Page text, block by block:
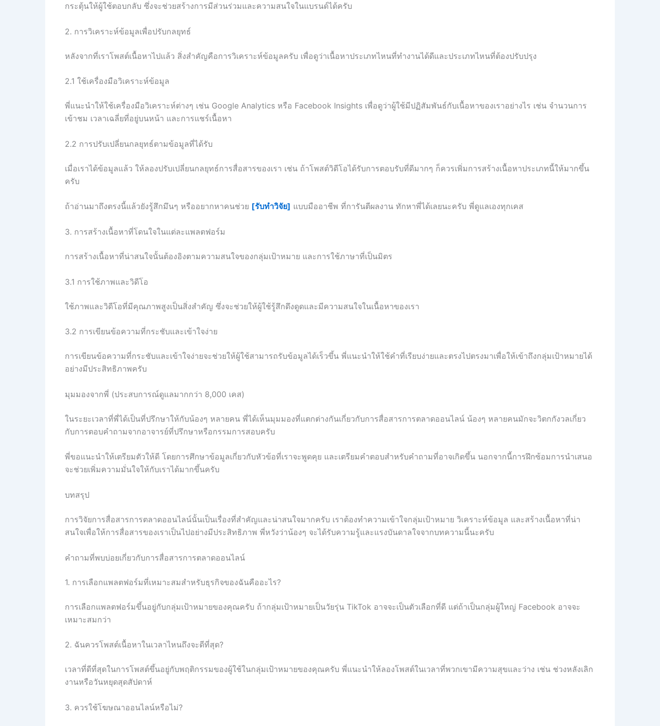
กระตุ้นให้ผู้ใช้ตอบกลับ ซึ่งจะช่วยสร้างการมีส่วนร่วมและความสนใจในแบรนด์ได้ครับ
2. การวิเคราะห์ข้อมูลเพื่อปรับกลยุทธ์
หลังจากที่เราโพสต์เนื้อหาไปแล้ว สิ่งสำคัญคือการวิเคราะห์ข้อมูลครับ เพื่อดูว่าเนื้อหาประเภทไหนที่ทำงานได้ดีและประเภทไหนที่ต้องปรับปรุง
2.1 ใช้เครื่องมือวิเคราะห์ข้อมูล
พี่แนะนำให้ใช้เครื่องมือวิเคราะห์ต่างๆ เช่น Google Analytics หรือ Facebook Insights เพื่อดูว่าผู้ใช้มีปฏิสัมพันธ์กับเนื้อหาของเราอย่างไร เช่น จำนวนการ
เข้าชม เวลาเฉลี่ยที่อยู่บนหน้า และการแชร์เนื้อหา
2.2 การปรับเปลี่ยนกลยุทธ์ตามข้อมูลที่ได้รับ
เมื่อเราได้ข้อมูลแล้ว ให้ลองปรับเปลี่ยนกลยุทธ์การสื่อสารของเรา เช่น ถ้าโพสต์วิดีโอได้รับการตอบรับที่ดีมากๆ ก็ควรเพิ่มการสร้างเนื้อหาประเภทนี้ให้มากขึ้น
ครับ
ถ้าอ่านมาถึงตรงนี้แล้วยังรู้สึกมึนๆ หรืออยากหาคนช่วย [รับทำวิจัย] แบบมืออาชีพ ที่การันตีผลงาน ทักหาพี่ได้เลยนะครับ พี่ดูแลเองทุกเคส
3. การสร้างเนื้อหาที่โดนใจในแต่ละแพลตฟอร์ม
การสร้างเนื้อหาที่น่าสนใจนั้นต้องอิงตามความสนใจของกลุ่มเป้าหมาย และการใช้ภาษาที่เป็นมิตร
3.1 การใช้ภาพและวิดีโอ
ใช้ภาพและวิดีโอที่มีคุณภาพสูงเป็นสิ่งสำคัญ ซึ่งจะช่วยให้ผู้ใช้รู้สึกดึงดูดและมีความสนใจในเนื้อหาของเรา
3.2 การเขียนข้อความที่กระชับและเข้าใจง่าย
การเขียนข้อความที่กระชับและเข้าใจง่ายจะช่วยให้ผู้ใช้สามารถรับข้อมูลได้เร็วขึ้น พี่แนะนำให้ใช้คำที่เรียบง่ายและตรงไปตรงมาเพื่อให้เข้าถึงกลุ่มเป้าหมายได้
อย่างมีประสิทธิภาพครับ
มุมมองจากพี่ (ประสบการณ์ดูแลมากกว่า 8,000 เคส)
ในระยะเวลาที่พี่ได้เป็นที่ปรึกษาให้กับน้องๆ หลายคน พี่ได้เห็นมุมมองที่แตกต่างกันเกี่ยวกับการสื่อสารการตลาดออนไลน์ น้องๆ หลายคนมักจะวิตกกังวลเกี่ยว
กับการตอบคำถามจากอาจารย์ที่ปรึกษาหรือกรรมการสอบครับ
พี่ขอแนะนำให้เตรียมตัวให้ดี โดยการศึกษาข้อมูลเกี่ยวกับหัวข้อที่เราจะพูดคุย และเตรียมคำตอบสำหรับคำถามที่อาจเกิดขึ้น นอกจากนี้การฝึกซ้อมการนำเสนอ
จะช่วยเพิ่มความมั่นใจให้กับเราได้มากขึ้นครับ
บทสรุป
การวิจัยการสื่อสารการตลาดออนไลน์นั้นเป็นเรื่องที่สำคัญและน่าสนใจมากครับ เราต้องทำความเข้าใจกลุ่มเป้าหมาย วิเคราะห์ข้อมูล และสร้างเนื้อหาที่น่า
สนใจเพื่อให้การสื่อสารของเราเป็นไปอย่างมีประสิทธิภาพ พี่หวังว่าน้องๆ จะได้รับความรู้และแรงบันดาลใจจากบทความนี้นะครับ
คำถามที่พบบ่อยเกี่ยวกับการสื่อสารการตลาดออนไลน์
1. การเลือกแพลตฟอร์มที่เหมาะสมสำหรับธุรกิจของฉันคืออะไร?
การเลือกแพลตฟอร์มขึ้นอยู่กับกลุ่มเป้าหมายของคุณครับ ถ้ากลุ่มเป้าหมายเป็นวัยรุ่น TikTok อาจจะเป็นตัวเลือกที่ดี แต่ถ้าเป็นกลุ่มผู้ใหญ่ Facebook อาจจะ
เหมาะสมกว่า
2. ฉันควรโพสต์เนื้อหาในเวลาไหนถึงจะดีที่สุด?
เวลาที่ดีที่สุดในการโพสต์ขึ้นอยู่กับพฤติกรรมของผู้ใช้ในกลุ่มเป้าหมายของคุณครับ พี่แนะนำให้ลองโพสต์ในเวลาที่พวกเขามีความสุขและว่าง เช่น ช่วงหลังเลิก
งานหรือวันหยุดสุดสัปดาห์
3. ควรใช้โฆษณาออนไลน์หรือไม่?